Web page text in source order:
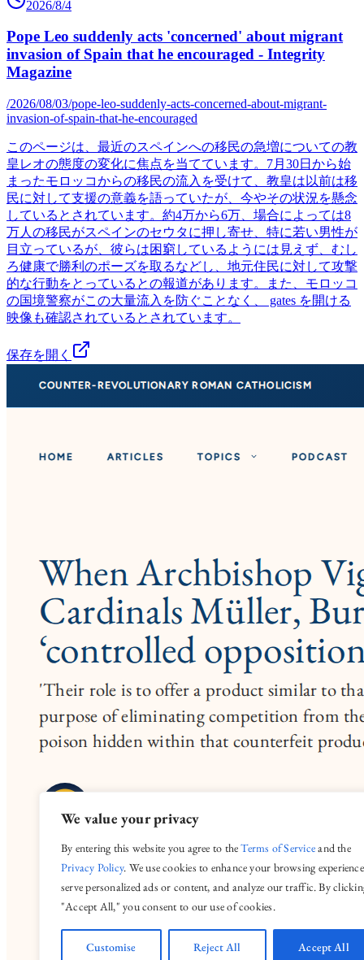
2026/8/4
Pope Leo suddenly acts 'concerned' about migrant
invasion of Spain that he encouraged - Integrity
Magazine
/2026/08/03/pope-leo-suddenly-acts-concerned-about-migrant-
invasion-of-spain-that-he-encouraged
このページは、最近のスペインへの移民の急増についての教
皇レオの態度の変化に焦点を当てています。7月30日から始
まったモロッコからの移民の流入を受けて、教皇は以前は移
民に対して支援の意義を語っていたが、今やその状況を懸念
しているとされています。約4万から6万、場合によっては8
万人の移民がスペインのセウタに押し寄せ、特に若い男性が
目立っているが、彼らは困窮しているようには見えず、むし
ろ健康で勝利のポーズを取るなどし、地元住民に対して攻撃
的な行動をとっているとの報道があります。また、モロッコ
の国境警察がこの大量流入を防ぐことなく、 gates を開ける
映像も確認されているとされています。
保存を開く